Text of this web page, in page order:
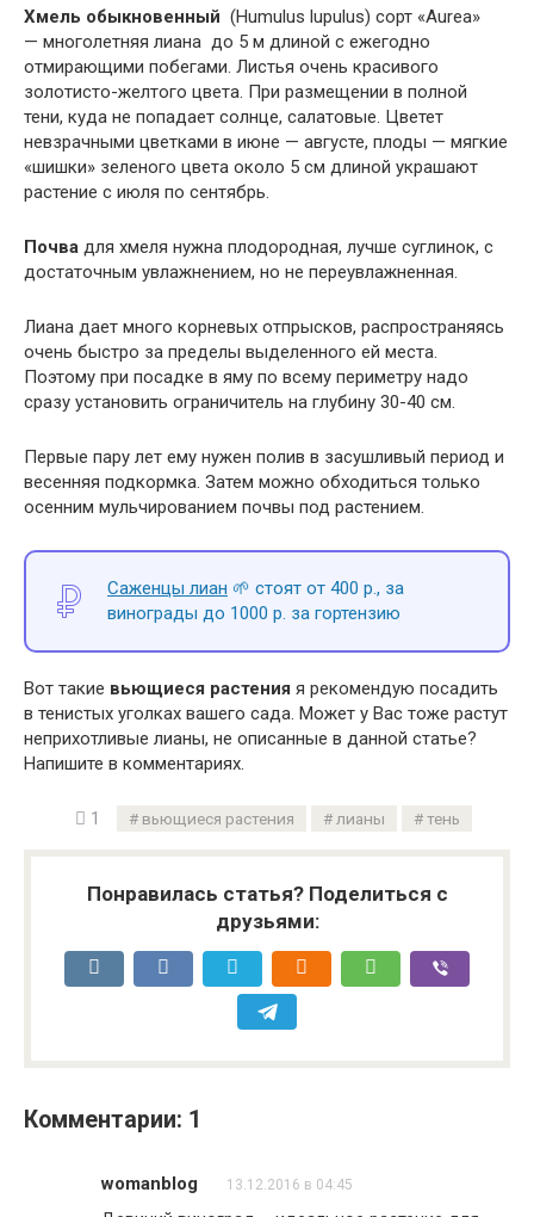
Хмель обыкновенный (Нumulus lupulus) сорт «Aurea»
— многолетняя лиана до 5 м длиной с ежегодно
отмирающими побегами. Листья очень красивого
золотисто-желтого цвета. При размещении в полной
тени, куда не попадает солнце, салатовые. Цветет
невзрачными цветками в июне — августе, плоды — мягкие
«шишки» зеленого цвета около 5 см длиной украшают
растение с июля по сентябрь.
Почва для хмеля нужна плодородная, лучше суглинок, с
достаточным увлажнением, но не переувлажненная.
Лиана дает много корневых отпрысков, распространяясь
очень быстро за пределы выделенного ей места.
Поэтому при посадке в яму по всему периметру надо
сразу установить ограничитель на глубину 30-40 см.
Первые пару лет ему нужен полив в засушливый период и
весенняя подкормка. Затем можно обходиться только
осенним мульчированием почвы под растением.
Саженцы лиан 🌱 стоят от 400 р., за
винограды до 1000 р. за гортензию
Вот такие вьющиеся растения я рекомендую посадить
в тенистых уголках вашего сада. Может у Вас тоже растут
неприхотливые лианы, не описанные в данной статье?
Напишите в комментариях.
1 вьющиеся растения лианы тень
Понравилась статья? Поделиться с
друзьями:
Комментарии: 1
womanblog 13.12.2016 в 04:45